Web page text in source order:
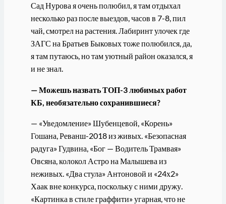
Сад Нурова я очень полюбил, я там отдыхал
несколько раз после выездов, часов в 7-8, пил
чай, смотрел на растения. Лабиринт улочек где
ЗАГС на Братьев Быковых тоже полюбился, да,
я там путаюсь, но там уютный район оказался, я
и не знал.
— Можешь назвать ТОП-3 любимых работ
КБ, необязательно сохранившиеся?
— «Уведомление» Шубенцевой, «Корень»
Гошана, Реванш-2018 из живых. «Безопасная
радуга» Гудвина, «Бог — Водитель Трамвая»
Овсяна, колокол Астро на Малышева из
неживых. «Два стула» Антоновой и «24х2»
Хаак вне конкурса, поскольку с ними дружу.
«Картинка в стиле граффити» угарная, что не